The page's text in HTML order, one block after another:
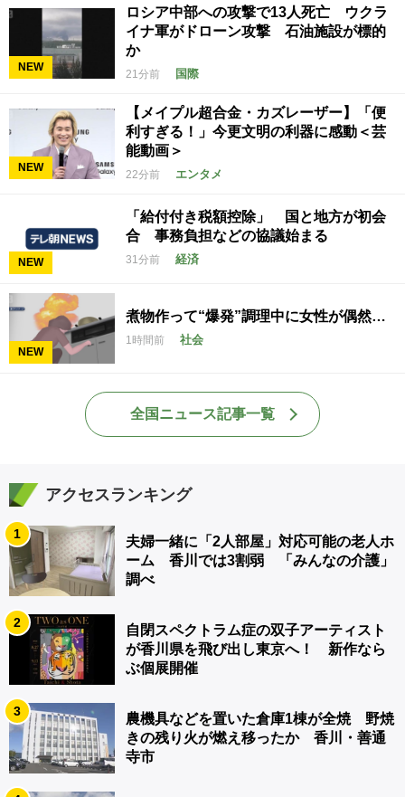
NEW
ロシア中部への攻撃で13人死亡 ウクラ
イナ軍がドローン攻撃 石油施設が標的
か
21分前 国際
NEW
【メイプル超合金・カズレーザー】「便
利すぎる！」今更文明の利器に感動＜芸
能動画＞
22分前 エンタメ
NEW
「給付付き税額控除」 国と地方が初会
合 事務負担などの協議始まる
31分前 経済
NEW
煮物作って“爆発”調理中に女性が偶然…
1時間前 社会
全国ニュース記事一覧
アクセスランキング
1
夫婦一緒に「2人部屋」対応可能の老人ホ
ーム 香川では3割弱 「みんなの介護」
調べ
2
自閉スペクトラム症の双子アーティスト
が香川県を飛び出し東京へ！ 新作なら
ぶ個展開催
3
農機具などを置いた倉庫1棟が全焼 野焼
きの残り火が燃え移ったか 香川・善通
寺市